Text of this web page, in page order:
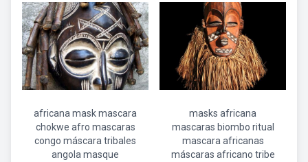
africana mask mascara
chokwe afro mascaras
congo máscara tribales
angola masque
masks africana
mascaras biombo ritual
mascara africanas
máscaras africano tribe